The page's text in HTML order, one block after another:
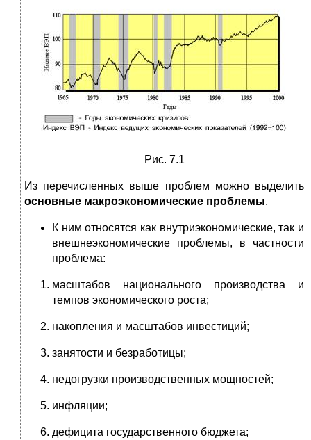
Рис. 7.1
Из перечисленных выше проблем можно выделить
основные макроэкономические проблемы.
К ним относятся как внутриэкономические, так и
внешнеэкономические проблемы, в частности
проблема:
масштабов национального производства и
темпов экономического роста;
накопления и масштабов инвестиций;
занятости и безработицы;
недогрузки производственных мощностей;
инфляции;
дефицита государственного бюджета;